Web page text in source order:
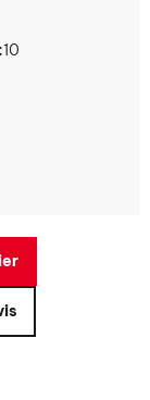
10